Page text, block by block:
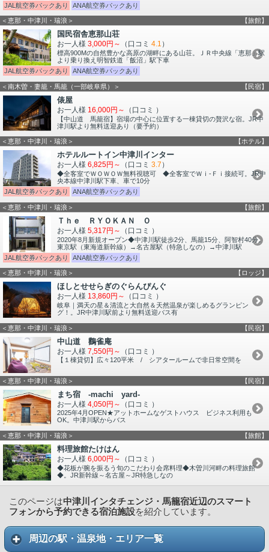
JAL航空券パックあり
ANA航空券パックあり
＜恵那・中津川・瑞浪＞ 【旅館】
国民宿舎恵那山荘
お一人様 3,000円～ （口コミ 4.1 ）
標高900Mの自然豊かな高原の湖畔にある山荘。ＪＲ中央線「恵那」駅
より乗り換え明智鉄道「飯沼」駅下車
JAL航空券パックあり
ANA航空券パックあり
＜南木曽・妻籠・馬籠（一部岐阜県）＞ 【民宿】
俵屋
お一人様 16,000円～ （口コミ ）
【中山道 馬籠宿】宿場の中心に位置する一棟貸切の贅沢な宿。JR中
津川駅より無料送迎あり（要予約）
＜恵那・中津川・瑞浪＞ 【ホテル】
ホテルルートイン中津川インター
お一人様 6,825円～ （口コミ 3.7 ）
◆全客室でＷＯＷＯＷ無料視聴可 ◆全客室でＷｉ-Ｆｉ接続可。JR中
央本線中津川駅下車、車で10分
JAL航空券パックあり
ANA航空券パックあり
＜恵那・中津川・瑞浪＞ 【旅館】
Ｔｈｅ ＲＹＯＫＡＮ Ｏ
お一人様 5,317円～ （口コミ ）
2020年8月新規オープン◆中津川駅徒歩2分、馬籠15分、阿智村40分。
東京駅（東海道新幹線）→名古屋駅（特急しなの）→中津川駅
JAL航空券パックあり
ANA航空券パックあり
＜恵那・中津川・瑞浪＞ 【ロッジ】
ほしとせせらぎのぐらんぴんぐ
お一人様 13,860円～ （口コミ ）
岐阜｜満天の星＆清流と大自然＆天然温泉が楽しめるグランピン
グ！。JR中津川駅前より無料送迎バス有
＜恵那・中津川・瑞浪＞ 【民宿】
中山道 鸛雀庵
お一人様 7,550円～ （口コミ ）
【１棟貸切】広々120平米 / シアタールームで非日常空間を
＜恵那・中津川・瑞浪＞ 【民宿】
まち宿 -machi yard-
お一人様 4,050円～ （口コミ ）
2025年4月OPEN★アットホームなゲストハウス ビジネス利用も
OK。中津川駅からバス
＜恵那・中津川・瑞浪＞ 【旅館】
料理旅館たけはん
お一人様 6,000円～ （口コミ ）
◆花板が腕を振るう旬のこだわり会席料理◆木曽川河畔の料理旅館
◆。JR新幹線～名古屋～JR特急しなの
このページは中津川インタチェンジ・馬籠宿近辺のスマート
フォンから予約できる宿泊施設を紹介しています。
周辺の駅・温泉地・エリア一覧